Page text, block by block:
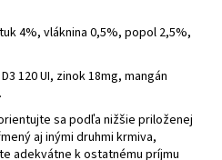
4%, vláknina 0,5%, popol 2,5%,
120 UI, zinok 18mg, mangán
sa podľa nižšie priloženej
aj inými druhmi krmiva,
adekvátne k ostatnému príjmu